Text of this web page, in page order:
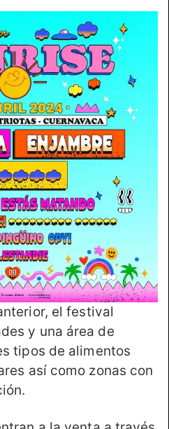
el festival
y una área de
tipos de alimentos
así como zonas con